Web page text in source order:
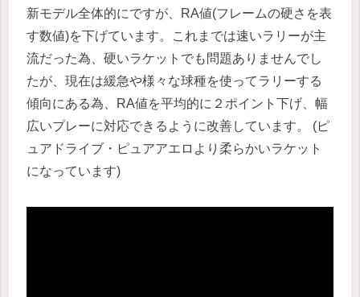
新モデル全体的にですが、RA値(フレームの硬さを表
す数値)を下げています。これまでは速いラリーが主
流だった為、硬いラケットでも問題ありませんでし
たが、現在は緩急や様々な球種を使ってラリーする
傾向にある為、RA値を平均的に２ポイント下げ、幅
広いプレーに対応できるように改善しています。 (ピ
ュアドライブ・ピュアアエロより柔らかいラケット
になっています)